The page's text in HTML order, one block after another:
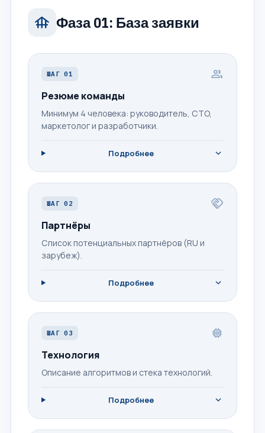
foundation Фаза 01: База заявки
ШАГ 01 group
Резюме команды
Минимум 4 человека: руководитель, CTO,
маркетолог и разработчики.
Подробнее expand_more
ШАГ 02 handshake
Партнёры
Список потенциальных партнёров (RU и
зарубеж).
Подробнее expand_more
ШАГ 03 memory
Технология
Описание алгоритмов и стека технологий.
Подробнее expand_more